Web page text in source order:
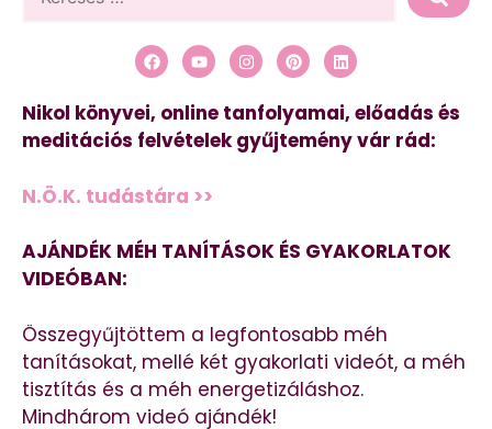
Nikol könyvei, online tanfolyamai, előadás és
meditációs felvételek gyűjtemény vár rád:
N.Ö.K. tudástára >>
AJÁNDÉK MÉH TANÍTÁSOK ÉS GYAKORLATOK
VIDEÓBAN:
Összegyűjtöttem a legfontosabb méh
tanításokat, mellé két gyakorlati videót, a méh
tisztítás és a méh energetizáláshoz.
Mindhárom videó ajándék!